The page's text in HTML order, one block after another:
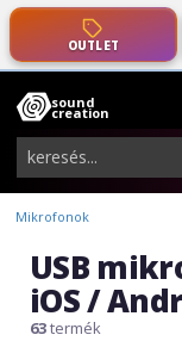
OUTLET
sound
creation
hangszerek,
pro-
audio
felszerelés
Mikrofonok
USB
iOS /
63termék